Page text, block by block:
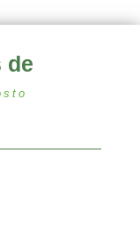
de